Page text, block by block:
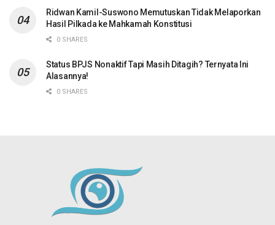
Ridwan Kamil-Suswono Memutuskan Tidak Melaporkan
Hasil Pilkada ke Mahkamah Konstitusi
0 SHARES
Status BPJS Nonaktif Tapi Masih Ditagih? Ternyata Ini
Alasannya!
0 SHARES